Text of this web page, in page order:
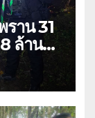
ราน 31
ล้าน